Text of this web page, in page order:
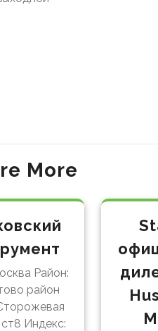
More
Район:
район
Индекс: